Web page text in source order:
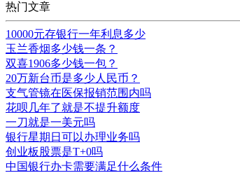
热门文章
10000元存银行一年利息多少
玉兰香烟多少钱一条？
双喜1906多少钱一包？
20万新台币是多少人民币？
支气管镜在医保报销范围内吗
花呗几年了就是不提升额度
一刀就是一美元吗
银行星期日可以办理业务吗
创业板股票是T+0吗
中国银行办卡需要满足什么条件